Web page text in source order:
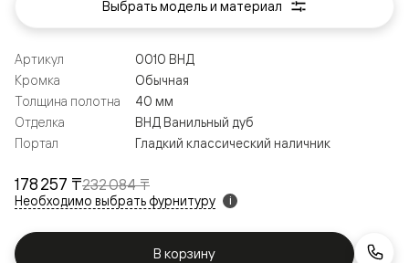
178 257 ₸232 084 ₸
Необходимо выбрать фурнитуру i
В корзину
Артикул
0010 ВНД
Кромка
Обычная
Толщина полотна
40 мм
Отделка
ВНД Ванильный дуб
Портал
Гладкий классический наличник
Выбрать модель и материал